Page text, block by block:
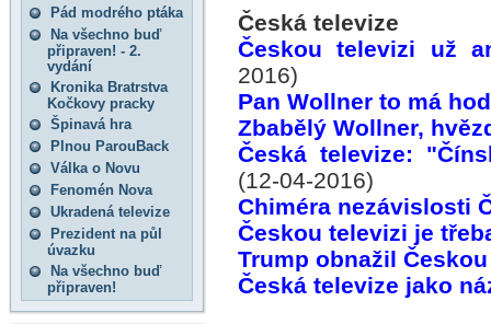
Pád modrého ptáka
Na všechno buď
připraven! - 2.
vydání
Kronika Bratrstva
Kočkovy pracky
Špinavá hra
Plnou ParouBack
Válka o Novu
Fenomén Nova
Ukradená televize
Prezident na půl
úvazku
Na všechno buď
připraven!
Česká televize
Českou televizi už
2016)
Pan Wollner to má
Zbabělý Wollner,
Česká televize:
(12-04-2016)
Chiméra nezávislosti
Českou televizi je
Trump obnažil
Česká televize jako